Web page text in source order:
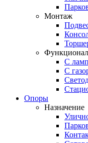
Монтаж
Функционал
С
С
Опоры
Назначение